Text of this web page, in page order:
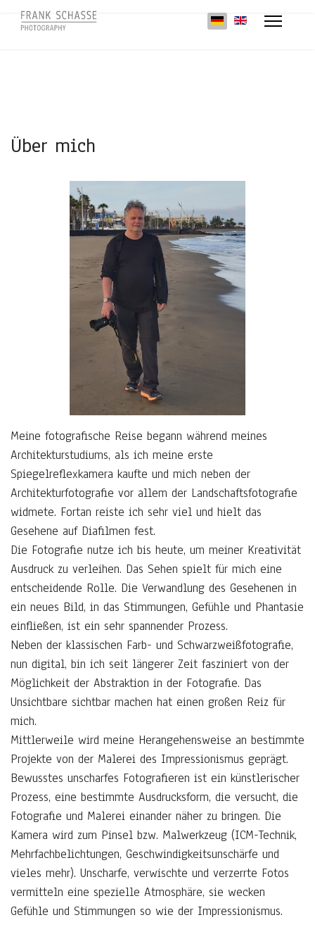
Sprache auswählen
Über mich
Meine fotografische Reise begann während meines
Architekturstudiums, als ich meine erste
Spiegelreflexkamera kaufte und mich neben der
Architekturfotografie vor allem der Landschaftsfotografie
widmete. Fortan reiste ich sehr viel und hielt das
Gesehene auf Diafilmen fest.
Die Fotografie nutze ich bis heute, um meiner Kreativität
Ausdruck zu verleihen. Das Sehen spielt für mich eine
entscheidende Rolle. Die Verwandlung des Gesehenen in
ein neues Bild, in das Stimmungen, Gefühle und Phantasie
einfließen, ist ein sehr spannender Prozess.
Neben der klassischen Farb- und Schwarzweißfotografie,
nun digital, bin ich seit längerer Zeit fasziniert von der
Möglichkeit der Abstraktion in der Fotografie. Das
Unsichtbare sichtbar machen hat einen großen Reiz für
mich.
Mittlerweile wird meine Herangehensweise an bestimmte
Projekte von der Malerei des Impressionismus geprägt.
Bewusstes unscharfes Fotografieren ist ein künstlerischer
Prozess, eine bestimmte Ausdrucksform, die versucht, die
Fotografie und Malerei einander näher zu bringen. Die
Kamera wird zum Pinsel bzw. Malwerkzeug (ICM-Technik,
Mehrfachbelichtungen, Geschwindigkeitsunschärfe und
vieles mehr). Unscharfe, verwischte und verzerrte Fotos
vermitteln eine spezielle Atmosphäre, sie wecken
Gefühle und Stimmungen so wie der Impressionismus.